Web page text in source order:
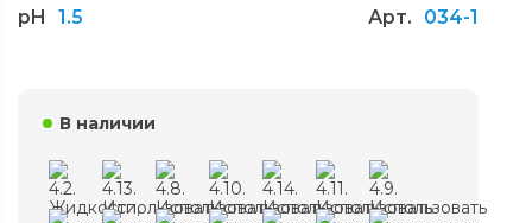
pH 1.5 Арт. 034-1
В наличии